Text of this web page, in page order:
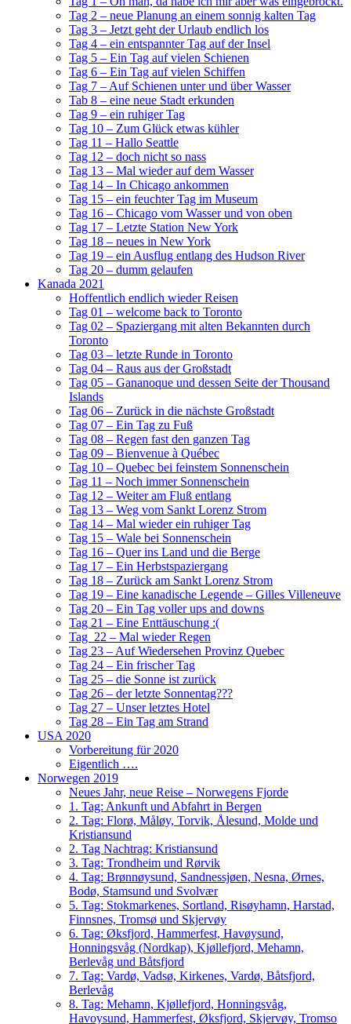
Tag 2 – neue Planung an einem sonnig kalten Tag
Tag 3 – Jetzt geht der Urlaub endlich los
Tag 4 – ein entspannter Tag auf der Insel
Tag 5 – Ein Tag auf vielen Schienen
Tag 6 – Ein Tag auf vielen Schiffen
Tag 7 – Auf Schienen unter und über Wasser
Tab 8 – eine neue Stadt erkunden
Tag 9 – ein ruhiger Tag
Tag 10 – Zum Glück etwas kühler
Tag 11 – Hallo Seattle
Tag 12 – doch nicht so nass
Tag 13 – Mal wieder auf dem Wasser
Tag 14 – In Chicago ankommen
Tag 15 – ein feuchter Tag im Museum
Tag 16 – Chicago vom Wasser und von oben
Tag 17 – Letzte Station New York
Tag 18 – neues in New York
Tag 19 – ein Ausflug entlang des Hudson River
Tag 20 – dumm gelaufen
Kanada 2021
Hoffentlich endlich wieder Reisen
Tag 01 – welcome back to Toronto
Tag 02 – Spaziergang mit alten Bekannten durch
Toronto
Tag 03 – letzte Runde in Toronto
Tag 04 – Raus aus der Großstadt
Tag 05 – Gananoque und dessen Seite der Thousand
Islands
Tag 06 – Zurück in die nächste Großstadt
Tag 07 – Ein Tag zu Fuß
Tag 08 – Regen fast den ganzen Tag
Tag 09 – Bienvenue à Québec
Tag 10 – Quebec bei feinstem Sonnenschein
Tag 11 – Noch immer Sonnenschein
Tag 12 – Weiter am Fluß entlang
Tag 13 – Weg vom Sankt Lorenz Strom
Tag 14 – Mal wieder ein ruhiger Tag
Tag 15 – Wale bei Sonnenschein
Tag 16 – Quer ins Land und die Berge
Tag 17 – Ein Herbstspaziergang
Tag 18 – Zurück am Sankt Lorenz Strom
Tag 19 – Eine kanadische Legende – Gilles Villeneuve
Tag 20 – Ein Tag voller ups and downs
Tag 21 – Eine Enttäuschung :(
Tag 22 – Mal wieder Regen
Tag 23 – Auf Wiedersehen Provinz Quebec
Tag 24 – Ein frischer Tag
Tag 25 – die Sonne ist zurück
Tag 26 – der letzte Sonnentag???
Tag 27 – Unser letztes Hotel
Tag 28 – Ein Tag am Strand
USA 2020
Vorbereitung für 2020
Eigentlich ….
Norwegen 2019
Neues Jahr, neue Reise – Norwegens Fjorde
1. Tag: Ankunft und Abfahrt in Bergen
2. Tag: Florø, Måløy, Torvik, Ålesund, Molde und
Kristiansund
2. Tag Nachtrag: Kristiansund
3. Tag: Trondheim und Rørvik
4. Tag: Brønnøysund, Sandnessjøen, Nesna, Ørnes,
Bodø, Stamsund und Svolvær
5. Tag: Stokmarkenes, Sortland, Risøyhamn, Harstad,
Finnsnes, Tromsø und Skjervøy
6. Tag: Øksfjord, Hammerfest, Havøysund,
Honningsvåg (Nordkap), Kjøllefjord, Mehamn,
Berlevåg und Båtsfjord
7. Tag: Vardø, Vadsø, Kirkenes, Vardø, Båtsfjord,
Berlevåg
8. Tag: Mehamn, Kjøllefjord, Honningsvåg,
Havoysund, Hammerfest, Øksfjord, Skjervøy, Tromso